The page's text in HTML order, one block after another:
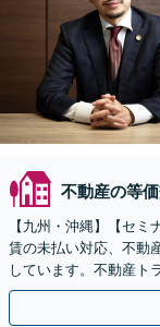
不動産の等
【九州・沖縄】【セ
賃の未払い対応、不動
しています。不動産ト
ください。【休日・夜